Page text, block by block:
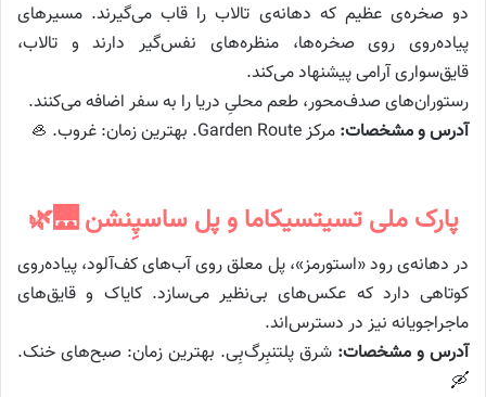
دو صخره‌ی عظیم که دهانه‌ی تالاب را قاب می‌گیرند. مسیرهای
پیاده‌روی روی صخره‌ها، منظره‌های نفس‌گیر دارند و تالاب،
قایق‌سواری آرامی پیشنهاد می‌کند.
رستوران‌های صدف‌محور، طعم محلیِ دریا را به سفر اضافه می‌کنند.
آدرس و مشخصات: مرکز Garden Route. بهترین زمان: غروب. 🦪
پارک ملی تسیتسیکاما و پل ساسپِنشن 🌉🌿
در دهانه‌ی رود «استورمز»، پل معلق روی آب‌های کف‌آلود، پیاده‌روی
کوتاهی دارد که عکس‌های بی‌نظیر می‌سازد. کایاک و قایق‌های
ماجراجویانه نیز در دسترس‌اند.
آدرس و مشخصات: شرق پلتنبِرگ‌بِی. بهترین زمان: صبح‌های خنک.
🛶